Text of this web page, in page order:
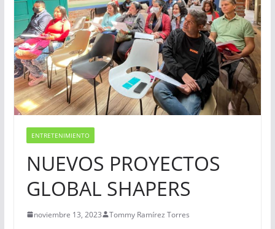
ENTRETENIMIENTO
NUEVOS PROYECTOS
GLOBAL SHAPERS
noviembre 13, 2023 Tommy Ramírez Torres